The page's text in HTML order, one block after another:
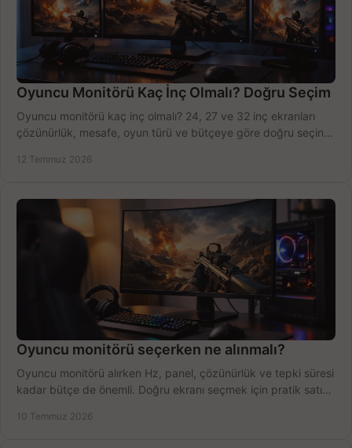
Oyuncu Monitörü Kaç İnç Olmalı? Doğru Seçim
Oyuncu monitörü kaç inç olmalı? 24, 27 ve 32 inç ekranları
çözünürlük, mesafe, oyun türü ve bütçeye göre doğru seçin,
12 Temmuz 2026
Oyuncu monitörü seçerken ne alınmalı?
Oyuncu monitörü alırken Hz, panel, çözünürlük ve tepki süresi
kadar bütçe de önemli. Doğru ekranı seçmek için pratik satın
10 Temmuz 2026